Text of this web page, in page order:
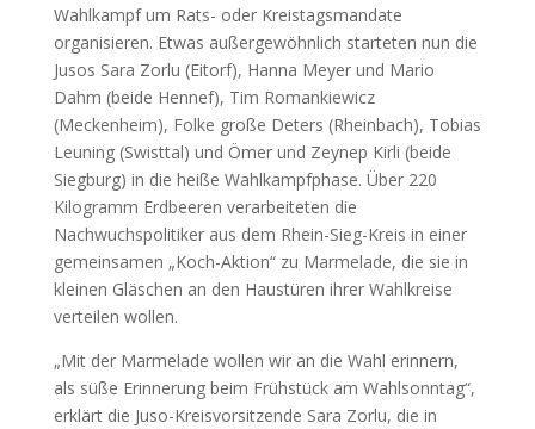
Wahlkampf um Rats- oder Kreistagsmandate
organisieren. Etwas außergewöhnlich starteten nun die
Jusos Sara Zorlu (Eitorf), Hanna Meyer und Mario
Dahm (beide Hennef), Tim Romankiewicz
(Meckenheim), Folke große Deters (Rheinbach), Tobias
Leuning (Swisttal) und Ömer und Zeynep Kirli (beide
Siegburg) in die heiße Wahlkampfphase. Über 220
Kilogramm Erdbeeren verarbeiteten die
Nachwuchspolitiker aus dem Rhein-Sieg-Kreis in einer
gemeinsamen „Koch-Aktion“ zu Marmelade, die sie in
kleinen Gläschen an den Haustüren ihrer Wahlkreise
verteilen wollen.
„Mit der Marmelade wollen wir an die Wahl erinnern,
als süße Erinnerung beim Frühstück am Wahlsonntag“,
erklärt die Juso-Kreisvorsitzende Sara Zorlu, die in